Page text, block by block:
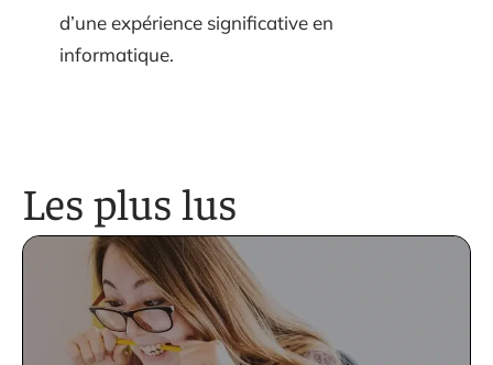
d’une expérience significative en
informatique.
Les plus lus